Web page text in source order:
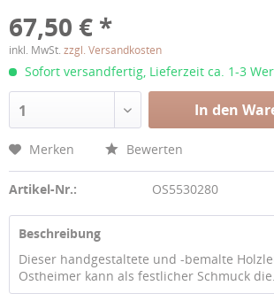
67,50 € *
inkl. MwSt. zzgl. Versandkosten
Sofort versandfertig, Lieferzeit ca. 1-3
1 In den
Merken Bewerten
Artikel-Nr.: OS5530280
Beschreibung
Dieser handgestaltete und -bemalte
Ostheimer kann als festlicher Schmuck